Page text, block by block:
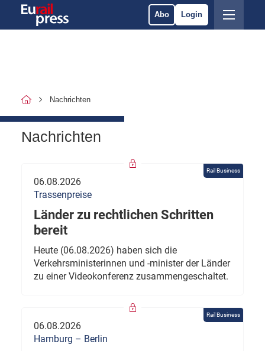
Abo Login
Nachrichten
Nachrichten
Rail Business
06.08.2026
Trassenpreise
Länder zu rechtlichen Schritten
bereit
Heute (06.08.2026) haben sich die
Verkehrsministerinnen und -minister der Länder
zu einer Videokonferenz zusammengeschaltet.
Rail Business
06.08.2026
Hamburg – Berlin